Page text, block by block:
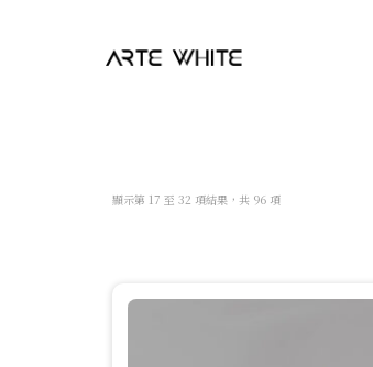
顯示第 17 至 32 項結果，共 96 項依